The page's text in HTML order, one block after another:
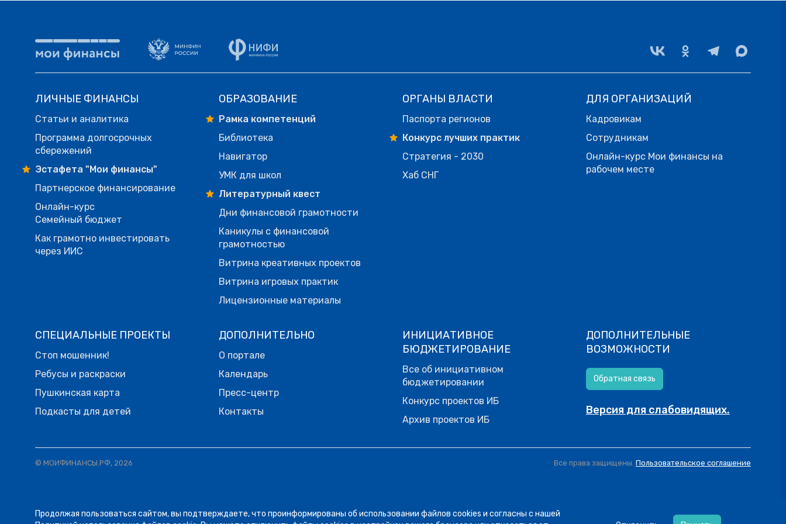
ЛИЧНЫЕ ФИНАНСЫ
Статьи и аналитика
Программа долгосрочных
сбережений
Эстафета "Мои финансы"
Партнерское финансирование
Онлайн-курс
Семейный бюджет
Как грамотно инвестировать
через ИИС
ОБРАЗОВАНИЕ
Рамка компетенций
Библиотека
Навигатор
УМК для школ
Литературный квест
Дни финансовой грамотности
Каникулы с финансовой
грамотностью
Витрина креативных проектов
Витрина игровых практик
Лицензионные материалы
ОРГАНЫ ВЛАСТИ
Паспорта регионов
Конкурс лучших практик
Стратегия - 2030
Хаб СНГ
ДЛЯ ОРГАНИЗАЦИЙ
Кадровикам
Сотрудникам
Онлайн-курс Мои финансы на
рабочем месте
СПЕЦИАЛЬНЫЕ ПРОЕКТЫ
Стоп мошенник!
Ребусы и раскраски
Пушкинская карта
Подкасты для детей
ДОПОЛНИТЕЛЬНО
О портале
Календарь
Пресс-центр
Контакты
ИНИЦИАТИВНОЕ
БЮДЖЕТИРОВАНИЕ
Все об инициативном
бюджетировании
Конкурс проектов ИБ
Архив проектов ИБ
ДОПОЛНИТЕЛЬНЫЕ
ВОЗМОЖНОСТИ
Обратная связь
Версия для слабовидящих.
© МОИФИНАНСЫ.РФ, 2026 Все права защищены. Пользовательское соглашение
05.08 12:58
Продолжая пользоваться сайтом, вы подтверждаете, что проинформированы об использовании файлов cookies и согласны с нашей